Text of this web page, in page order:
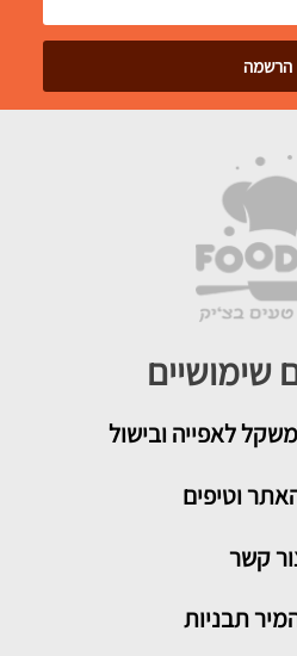
שימושיים
לאפייה ובישול
וטיפים
קשר
תבניות